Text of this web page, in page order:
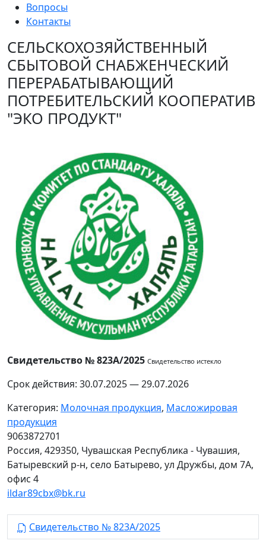
Вопросы
Контакты
СЕЛЬСКОХОЗЯЙСТВЕННЫЙ
СБЫТОВОЙ СНАБЖЕНЧЕСКИЙ
ПЕРЕРАБАТЫВАЮЩИЙ
ПОТРЕБИТЕЛЬСКИЙ КООПЕРАТИВ
"ЭКО ПРОДУКТ"
Свидетельство № 823А/2025 Свидетельство истекло
Срок действия: 30.07.2025 — 29.07.2026
Категория: Молочная продукция, Масложировая
продукция
9063872701
Россия, 429350, Чувашская Республика - Чувашия,
Батыревский р-н, село Батырево, ул Дружбы, дом 7А,
офис 4
ildar89cbx@bk.ru
Свидетельство № 823А/2025